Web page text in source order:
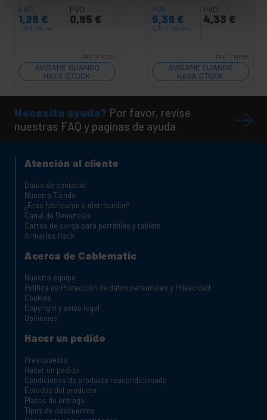
PVP
1,29 €
1,29 € IVA inc.
PVD
0,95 €
REF: FM023
AVÍSAME CUANDO
HAYA STOCK
PVP
5,39 €
5,39 € IVA inc.
PVD
4,33 €
REF: FM065
AVÍSAME CUANDO
HAYA STOCK
Necesita ayuda? Por favor, revise
nuestras FAQ y paginas de ayuda
Atención al cliente
Datos de contacto
Nuestra Tienda
¿Eres fabricante o distribuidor?
Canal de Denuncias
Carros de carga para portátiles y tablets
Armarios Rack
Acerca de Cablematic
Nuestro equipo
Política de Protección de datos personales y Privacidad
Cookies
Copyright y aviso legal
Opiniones
Hacer un pedido
Presupuesto
Hacer un pedido
Condiciones de producto reacondicionado
Estados del producto
Plazos de entrega
Tipos de descuentos